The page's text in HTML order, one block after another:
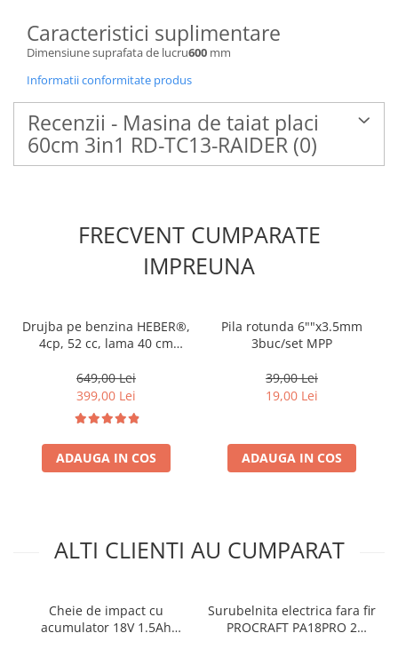
Caracteristici suplimentare
Dimensiune suprafata de lucru600 mm
Informatii conformitate produs
Recenzii - Masina de taiat placi
60cm 3in1 RD-TC13-RAIDER (0)
FRECVENT CUMPARATE
IMPREUNA
Drujba pe benzina HEBER®,
4cp, 52 cc, lama 40 cm
incluse
649,00 Lei
399,00 Lei
ADAUGA IN COS
Pila rotunda 6""x3.5mm
3buc/set MPP
39,00 Lei
19,00 Lei
ADAUGA IN COS
ALTI CLIENTI AU CUMPARAT
Cheie de impact cu
acumulator 18V 1.5Ah
Surubelnita electrica fara fir
PROCRAFT PA18PRO 2